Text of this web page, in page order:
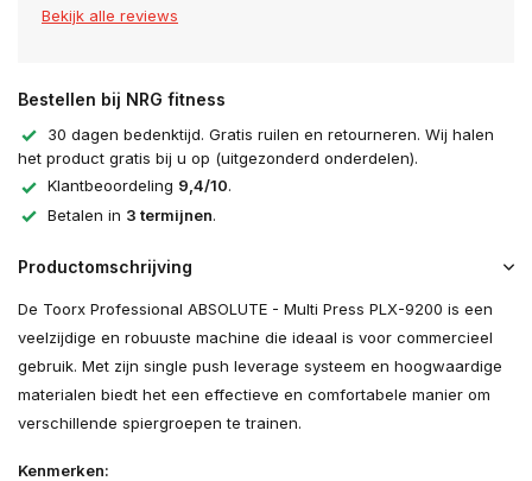
Bekijk alle reviews
Bestellen bij NRG fitness
30 dagen bedenktijd. Gratis ruilen en retourneren. Wij halen
het product gratis bij u op (uitgezonderd onderdelen).
Klantbeoordeling 9,4/10.
Betalen in 3 termijnen.
Productomschrijving
De Toorx Professional ABSOLUTE - Multi Press PLX-9200 is een
veelzijdige en robuuste machine die ideaal is voor commercieel
gebruik. Met zijn single push leverage systeem en hoogwaardige
materialen biedt het een effectieve en comfortabele manier om
verschillende spiergroepen te trainen.
Kenmerken: